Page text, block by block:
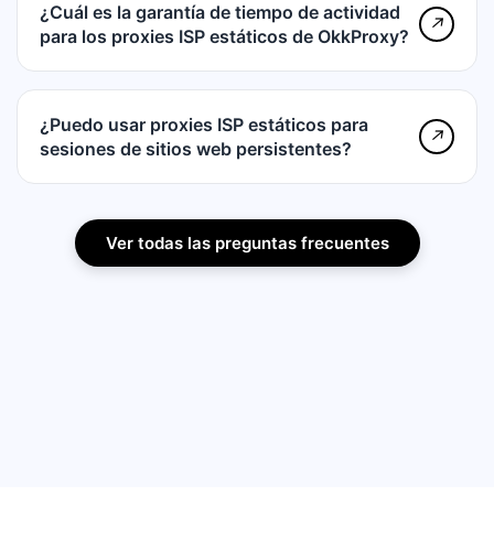
¿Cuál es la garantía de tiempo de actividad
para los proxies ISP estáticos de OkkProxy?
↗
¿Puedo usar proxies ISP estáticos para
sesiones de sitios web persistentes?
↗
Ver todas las preguntas frecuentes